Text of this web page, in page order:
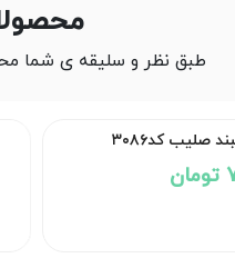
طبق نظر و سلیقه ی شما